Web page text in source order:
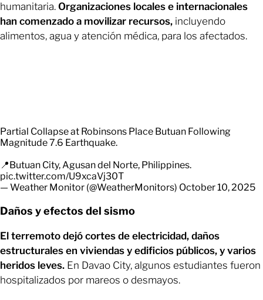
humanitaria. Organizaciones locales e internacionales
han comenzado a movilizar recursos, incluyendo
alimentos, agua y atención médica, para los afectados.
Partial Collapse at Robinsons Place Butuan Following
Magnitude 7.6 Earthquake.
📍Butuan City, Agusan del Norte, Philippines.
pic.twitter.com/U9xcaVj30T
— Weather Monitor (@WeatherMonitors) October 10, 2025
Daños y efectos del sismo
El terremoto dejó cortes de electricidad, daños
estructurales en viviendas y edificios públicos, y varios
heridos leves. En Davao City, algunos estudiantes fueron
hospitalizados por mareos o desmayos.